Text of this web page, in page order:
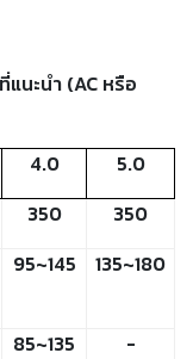
แนะนำ (AC หรือ
4.0
5.0
350
350
95~145 135~180
85~135 -